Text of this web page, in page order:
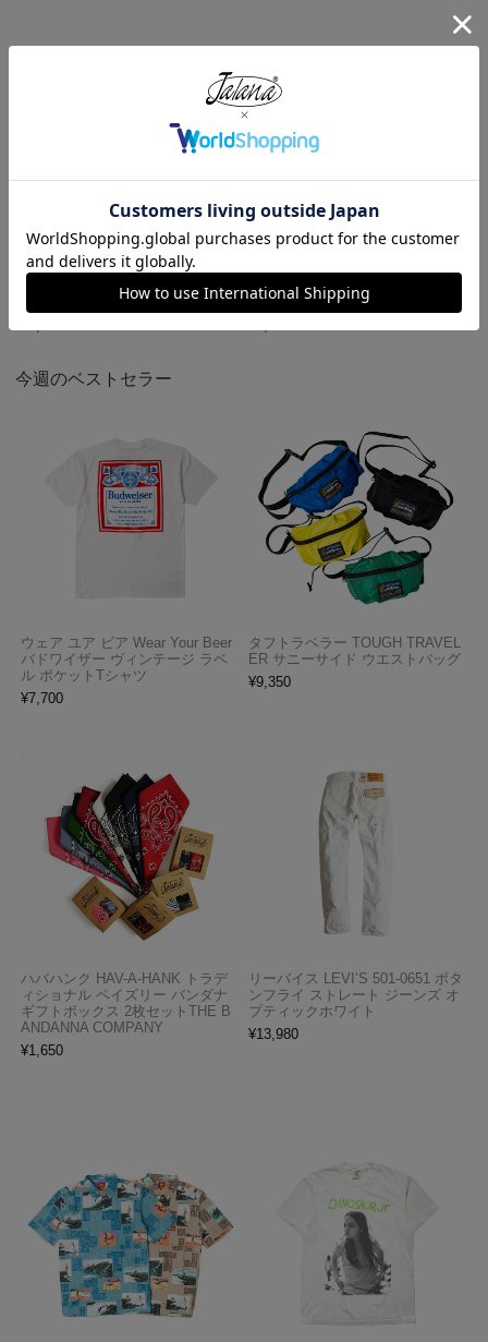
ロサンゼルスアパレル LOS ANGE
LES APPAREL 18412GD 18/1 シ
ョートスリーブ ポロTシャツ
プロクラブ PRO CLUB ヘビーウ
ェイト コットン 半袖 クルーネッ
ク Tシャツ
今週のベストセラー
ウェア ユア ビア Wear Your Beer
バドワイザー ヴィンテージ ラベ
ル ポケットTシャツ
¥7,700
タフトラベラー TOUGH TRAVEL
ER サニーサイド ウエストバッグ
¥9,350
ハバハンク HAV-A-HANK トラデ
ィショナル ペイズリー バンダナ
ギフトボックス 2枚セットTHE B
ANDANNA COMPANY
¥1,650
リーバイス LEVI’S 501-0651 ボタ
ンフライ ストレート ジーンズ オ
プティックホワイト
¥13,980